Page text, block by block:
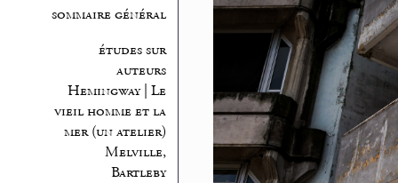
sommaire général
études sur
auteurs
Hemingway | Le
vieil homme et la
mer (un atelier)
Melville,
Bartleby